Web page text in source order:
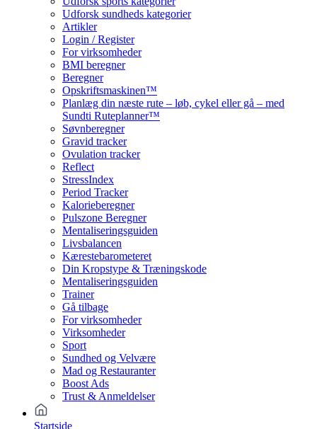
Udforsk sundheds kategorier
Artikler
Login / Register
For virksomheder
BMI beregner
Beregner
Opskriftsmaskinen™
Planlæg din næste rute – løb, cykel eller gå – med
Sundti Ruteplanner™
Søvnberegner
Gravid tracker
Ovulation tracker
Reflect
StressIndex
Period Tracker
Kalorieberegner
Pulszone Beregner
Mentaliseringsguiden
Livsbalancen
Kærestebarometeret
Din Kropstype & Træningskode
Mentaliseringsguiden
Trainer
Gå tilbage
For virksomheder
Virksomheder
Sport
Sundhed og Velvære
Mad og Restauranter
Boost Ads
Trust & Anmeldelser
Startside